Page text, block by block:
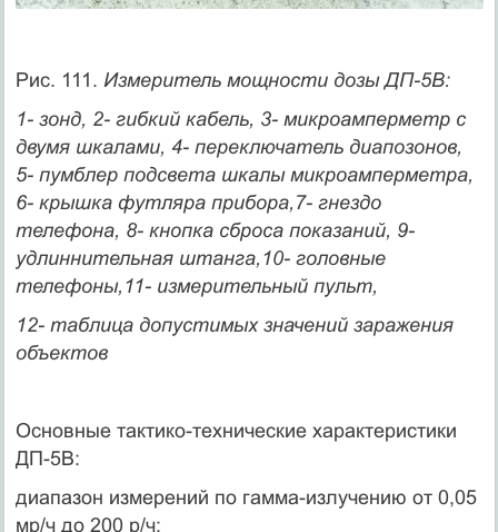
Рис. 111. Измеритель мощности дозы ДП-5В:
1- зонд, 2- гибкий кабель, 3- микроамперметр с
двумя шкалами, 4- переключатель диапозонов,
5- пумблер подсвета шкалы микроамперметра,
6- крышка футляра прибора,7- гнездо
телефона, 8- кнопка сброса показаний, 9-
удлиннительная штанга,10- головные
телефоны,11- измерительный пульт,
12- таблица допустимых значений заражения
объектов
Основные тактико-технические характеристики
ДП-5В:
диапазон измерений по гамма-излучению от 0,05
мр/ч до 200 р/ч;